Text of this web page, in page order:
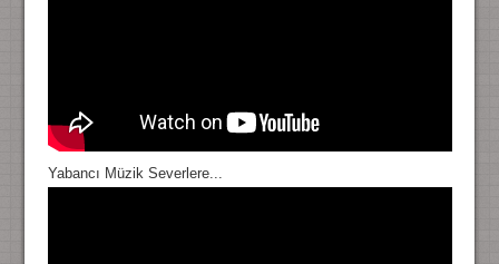
Yabancı Müzik Severlere...